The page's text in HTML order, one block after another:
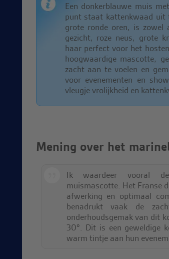
Een donkerblauwe muis
punt staat kattenkwaad uit
grote ronde oren, is zowel
gezicht, roze neus, grote
haar perfect voor het
hoogwaardige mascotte,
zacht aan te voelen en
voor evenementen en
vleugje vrolijkheid en
Mening over het
Ik waardeer vooral
muismascotte. Het Franse
afwerking en optimaal
benadrukt vaak de
onderhoudsgemak van dit
30°. Dit is een geweldige
warm tintje aan hun